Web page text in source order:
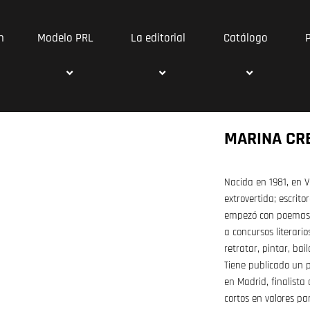
Modelo PRL La editorial Catálogo
MARINA
Nacida en 1981, en
extrovertida;
empezó con
a concursos
retratar, pintar,
Tiene publicado un
en Madrid, finalista
cortos en valores